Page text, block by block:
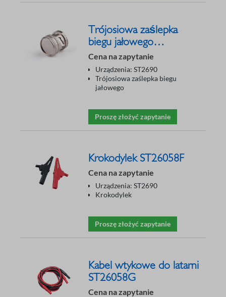
Trójosiowa zaślepka
biegu jałowego
ST26058H
Cena na zapytanie
Urządzenia: ST2690
Trójosiowa zaślepka biegu
jałowego
Proszę złożyć zapytanie
Krokodylek ST26058F
Cena na zapytanie
Urządzenia: ST2690
Krokodylek
Proszę złożyć zapytanie
Kabel wtykowe do latarni
ST26058G
Cena na zapytanie